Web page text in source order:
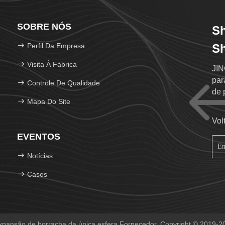
SOBRE NÓS
Perfil Da Empresa
Visita À Fábrica
Controle De Qualidade
Mapa Do Site
EVENTOS
Notícias
Casos
de